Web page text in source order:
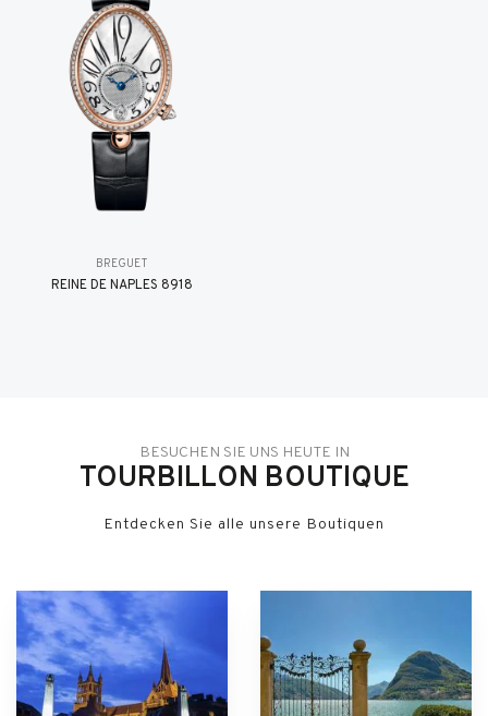
BREGUET
REINE DE NAPLES 8918
BESUCHEN SIE UNS HEUTE IN
TOURBILLON BOUTIQUE
Entdecken Sie alle unsere Boutiquen